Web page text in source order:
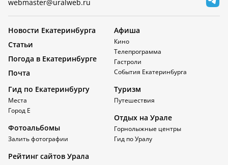
webmaster@uralweb.ru
Новости Екатеринбурга
Статьи
Погода в Екатеринбурге
Почта
Афиша
Кино
Телепрограмма
Гастроли
События Екатеринбурга
Гид по Екатеринбургу
Места
Город Е
Фотоальбомы
Залить фотографии
Туризм
Путешествия
Отдых на Урале
Горнолыжные центры
Гид по Уралу
Рейтинг сайтов Урала